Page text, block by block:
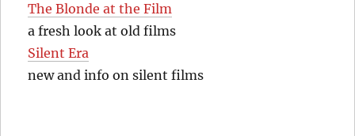
The Blonde at the Film
a fresh look at old films
Silent Era
new and info on silent films